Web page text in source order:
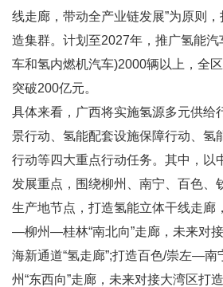
线走廊，带动全产业链发展”为原则
造集群。计划至2027年，推广氢能
车和氢内燃机汽车)2000辆以上，全
突破200亿元。
具体来看，广西将实施氢源多元供给
景行动、氢能配套设施保障行动、氢
行动等四大重点行动任务。其中，以
发展重点，围绕柳州、南宁、百色、
生产地节点，打造氢能立体干线走
—柳州—桂林“南北向”走廊，未来对
海新通道“氢走廊”;打造百色/崇左—
州“东西向”走廊，未来对接大湾区打